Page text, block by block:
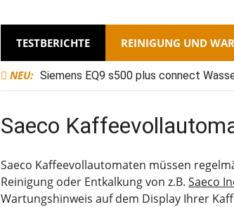
TESTBERICHTE REINIGUNG UND
NEU: Siemens EQ9 s500 plus connect
Entkalkungszyklen?
Saeco
Saeco Kaffeevollautomaten müssen
Reinigung oder Entkalkung von z.B. Saeco
Wartungshinweis auf dem Display Ihrer